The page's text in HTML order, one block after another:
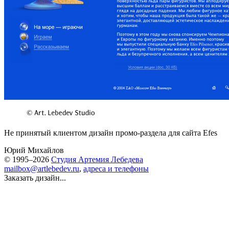
Не принятый клиентом дизайн промо-раздела для сайта Efes
Юрий Михайлов
© 1995–2026 Студия Артемия Лебедева
mailbox@artlebedev.ru, адреса и телефоны
Заказать дизайн...